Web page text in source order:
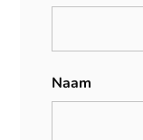
Naam